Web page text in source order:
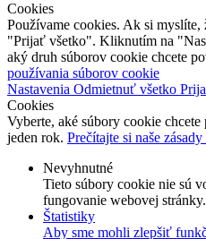
Cookies
Používame cookies. Ak si
"Prijať všetko". Kliknutím na
aký druh súborov cookie chcete
používania súborov cookie
Nastavenia Odmietnuť všetko
Cookies
Vyberte, aké súbory cookie
jeden rok. Prečítajte si naše
Nevyhnutné
Tieto súbory cookie nie sú
fungovanie webovej stránky.
Štatistiky
Aby sme mohli zlepšiť